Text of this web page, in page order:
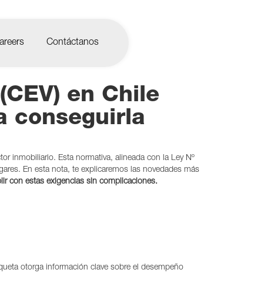
Contáctanos
en Chile
conseguirla
inmobiliario. Esta normativa, alineada con la Ley Nº
En esta nota, te explicaremos las novedades más
con estas exigencias sin complicaciones.
otorga información clave sobre el desempeño